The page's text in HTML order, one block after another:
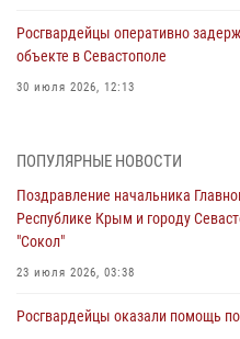
Росгвардейцы оперативно
объекте в Севастополе
30 июля 2026, 12:13
охраняемом объекте
Росгвардейцы Крыма и
в краже из гипермаркета
ПОПУЛЯРНЫЕ НОВОСТИ
Поздравление начальника
Республике Крым и городу
"Сокол"
23 июля 2026, 03:38
Росгвардейцы оказали помощь